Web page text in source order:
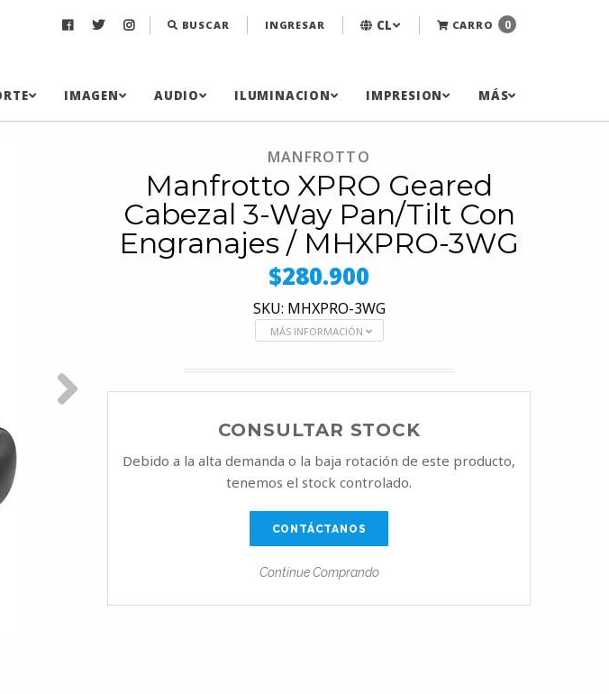
BUSCAR INGRESAR CL CARRO 0
IMAGEN AUDIO ILUMINACION IMPRESION MÁS
MANFROTTO
Manfrotto XPRO Geared
Cabezal 3-Way Pan/Tilt Con
Engranajes / MHXPRO-3WG
$280.900
SKU: MHXPRO-3WG
MÁS INFORMACIÓN
CONSULTAR STOCK
Debido a la alta demanda o la baja rotación de este producto,
tenemos el stock controlado.
CONTÁCTANOS
Continue Comprando